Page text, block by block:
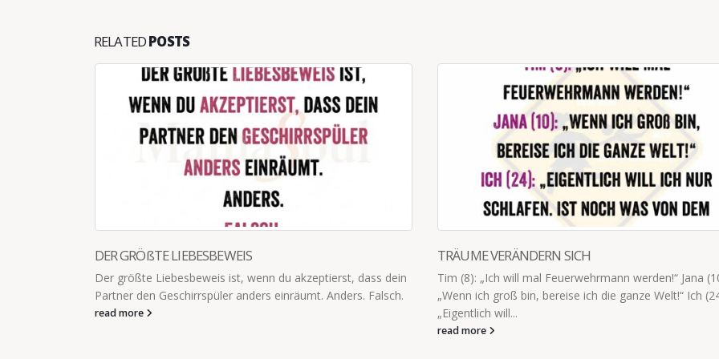
RELATEDPOSTS
dass dein
Anders. Falsch.
TRÄUME VERÄNDERN SICH
Tim (8): „Ich will mal Feuerwehrmann werden!“ Jana (10):
„Wenn ich groß bin, bereise ich die ganze Welt!“ Ich (24):
„Eigentlich will...
FÜHLE MICH DAFÜR AUSGESCHLAFEN
Im Ferienhaus ist der Vierjährige heute Nacht
meines Bruders und meiner Schwägerin
dort weitergeschlafen,...
read more